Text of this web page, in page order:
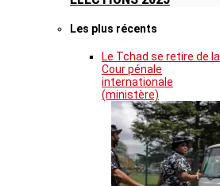
Les plus récents
Le Tchad se retire de la
Cour pénale
internationale
(ministère)